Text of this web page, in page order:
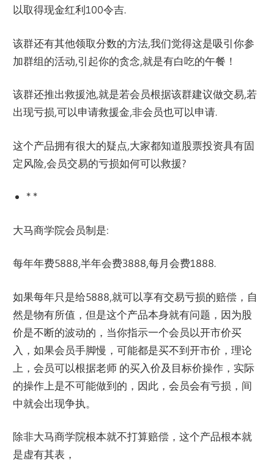
以取得现金红利100令吉.
该群还有其他领取分数的方法,我们觉得这是吸引你参
加群组的活动,引起你的贪念,就是有白吃的午餐！
该群还推出救援池,就是若会员根据该群建议做交易,若
出现亏损,可以申请救援金,非会员也可以申请.
这个产品拥有很大的疑点,大家都知道股票投资具有固
定风险,会员交易的亏损如何可以救援?
* *
大马商学院会员制是:
每年年费5888,半年会费3888,每月会费1888.
如果每年只是给5888,就可以享有交易亏损的赔偿，自
然是物有所值，但是这个产品本身就有问题，因为股
价是不断的波动的，当你指示一个会员以开市价买
入，如果会员手脚慢，可能都是买不到开市价，理论
上，会员可以根据老师 的买入价及目标价操作，实际
的操作上是不可能做到的，因此，会员会有亏损，间
中就会出现争执。
除非大马商学院根本就不打算赔偿，这个产品根本就
是虚有其表，